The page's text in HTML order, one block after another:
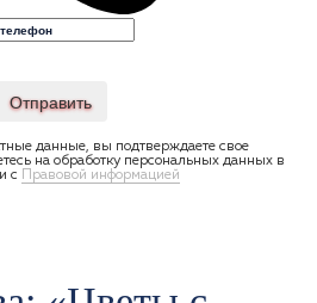
Отправить
данные, вы подтверждаете свое
на обработку персональных данных в
с
Правовой информацией